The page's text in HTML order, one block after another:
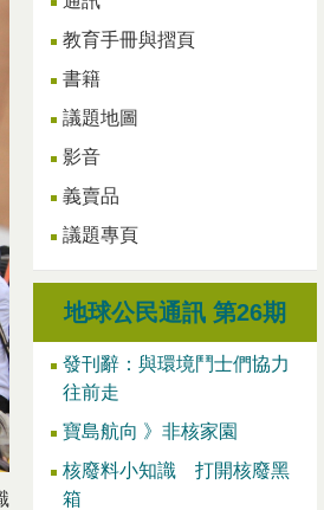
教育手冊與摺頁
書籍
議題地圖
影音
義賣品
議題專頁
地球公民通訊 第26期
發刊辭：與環境鬥士們協力
往前走
寶島航向 》非核家園
核廢料小知識 打開核廢黑
箱